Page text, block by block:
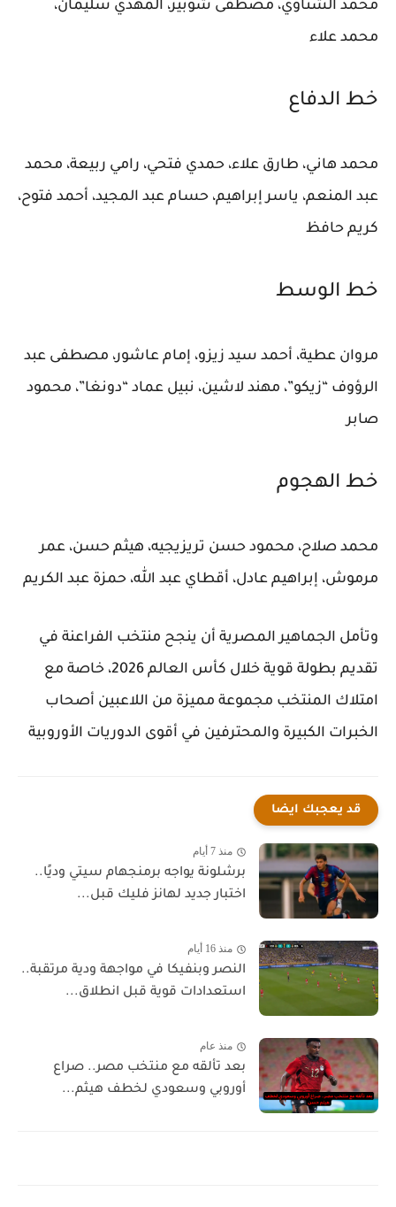
محمد الشناوي، مصطفى شوبير، المهدي سليمان،
محمد علاء
خط الدفاع
محمد هاني، طارق علاء، حمدي فتحي، رامي ربيعة، محمد
عبد المنعم، ياسر إبراهيم، حسام عبد المجيد، أحمد فتوح،
كريم حافظ
خط الوسط
مروان عطية، أحمد سيد زيزو، إمام عاشور، مصطفى عبد
الرؤوف “زيكو”، مهند لاشين، نبيل عماد “دونغا”، محمود
صابر
خط الهجوم
محمد صلاح، محمود حسن تريزيجيه، هيثم حسن، عمر
مرموش، إبراهيم عادل، أقطاي عبد الله، حمزة عبد الكريم
وتأمل الجماهير المصرية أن ينجح منتخب الفراعنة في
تقديم بطولة قوية خلال كأس العالم 2026، خاصة مع
امتلاك المنتخب مجموعة مميزة من اللاعبين أصحاب
الخبرات الكبيرة والمحترفين في أقوى الدوريات الأوروبية
قد يعجبك ايضا
منذ 7 أيام
برشلونة يواجه برمنجهام سيتي وديًا..
اختبار جديد لهانز فليك قبل...
منذ 16 أيام
النصر وبنفيكا في مواجهة ودية مرتقبة..
استعدادات قوية قبل انطلاق...
منذ عام
بعد تألقه مع منتخب مصر.. صراع
أوروبي وسعودي لخطف هيثم...